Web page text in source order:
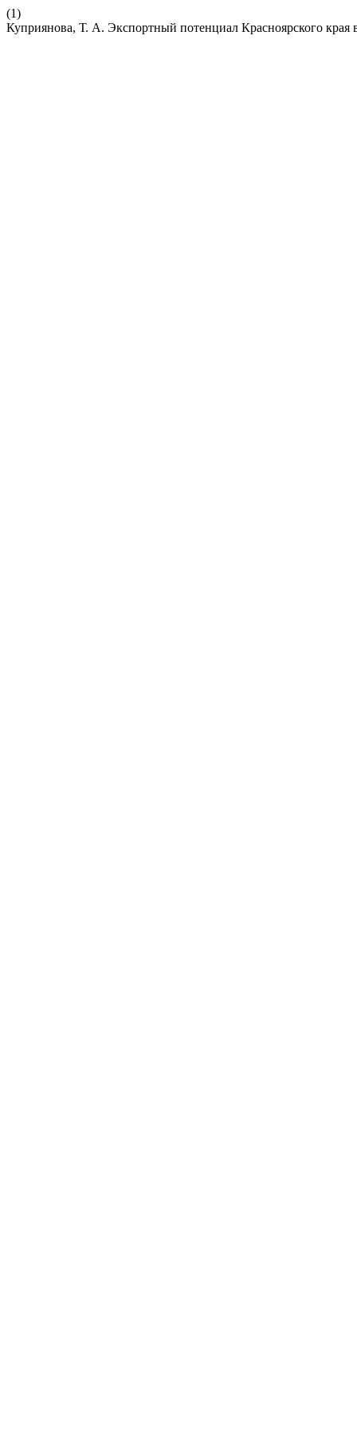
(1)
Куприянова, Т. А. Экспортный потенциал Красноярского края